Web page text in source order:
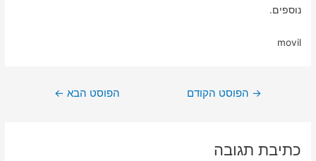
נוספים.
movil
ניווט
→ הפוסט הקודם הפוסט הבא ←
כתיבת תגובה